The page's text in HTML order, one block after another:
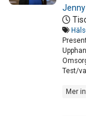
Test/
Mer